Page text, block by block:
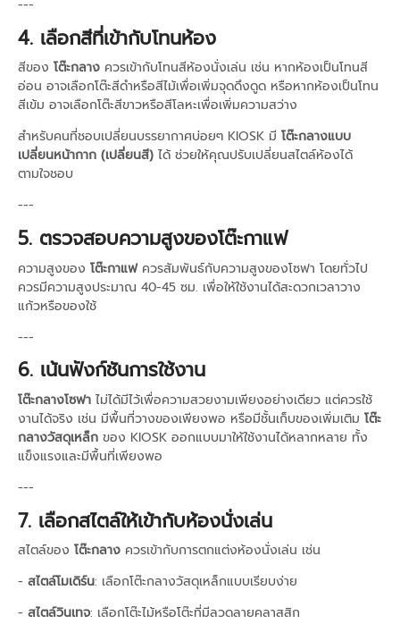
---
4. เลือกสีที่เข้ากับโทนห้อง
สีของ โต๊ะกลาง ควรเข้ากับโทนสีห้องนั่งเล่น เช่น หากห้องเป็นโทนสี
อ่อน อาจเลือกโต๊ะสีดำหรือสีไม้เพื่อเพิ่มจุดดึงดูด หรือหากห้องเป็นโทน
สีเข้ม อาจเลือกโต๊ะสีขาวหรือสีโลหะเพื่อเพิ่มความสว่าง
สำหรับคนที่ชอบเปลี่ยนบรรยากาศบ่อยๆ KIOSK มี โต๊ะกลางแบบ
เปลี่ยนหน้ากาก (เปลี่ยนสี) ได้ ช่วยให้คุณปรับเปลี่ยนสไตล์ห้องได้
ตามใจชอบ
---
5. ตรวจสอบความสูงของโต๊ะกาแฟ
ความสูงของ โต๊ะกาแฟควรสัมพันธ์กับความสูงของโซฟา โดยทั่วไป
ควรมีความสูงประมาณ 40-45 ซม. เพื่อให้ใช้งานได้สะดวกเวลาวาง
แก้วหรือของใช้
---
6. เน้นฟังก์ชันการใช้งาน
โต๊ะกลางโซฟา ไม่ได้มีไว้เพื่อความสวยงามเพียงอย่างเดียว แต่ควรใช้
งานได้จริง เช่น มีพื้นที่วางของเพียงพอ หรือมีชั้นเก็บของเพิ่มเติม โต๊ะ
กลางวัสดุเหล็ก ของ KIOSK ออกแบบมาให้ใช้งานได้หลากหลาย ทั้ง
แข็งแรงและมีพื้นที่เพียงพอ
---
7. เลือกสไตล์ให้เข้ากับห้องนั่งเล่น
สไตล์ของ โต๊ะกลาง ควรเข้ากับการตกแต่งห้องนั่งเล่น เช่น
- สไตล์โมเดิร์น: เลือกโต๊ะกลางวัสดุเหล็กแบบเรียบง่าย
- สไตล์วินเทจ: เลือกโต๊ะไม้หรือโต๊ะที่มีลวดลายคลาสสิก